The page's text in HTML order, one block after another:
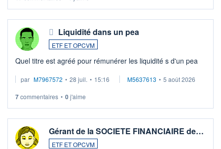
Liquidité dans un pea
ETF ET OPCVM
Quel titre est agréé pour rémunérer les liquidité s d'un pea
par M7967572 • 28 juil. • 15:16 M5637613 • 5 août 2026
7commentaires • 0j'aime
Gérant de la SOCIETE FINANCIAIRE de…
ETF ET OPCVM